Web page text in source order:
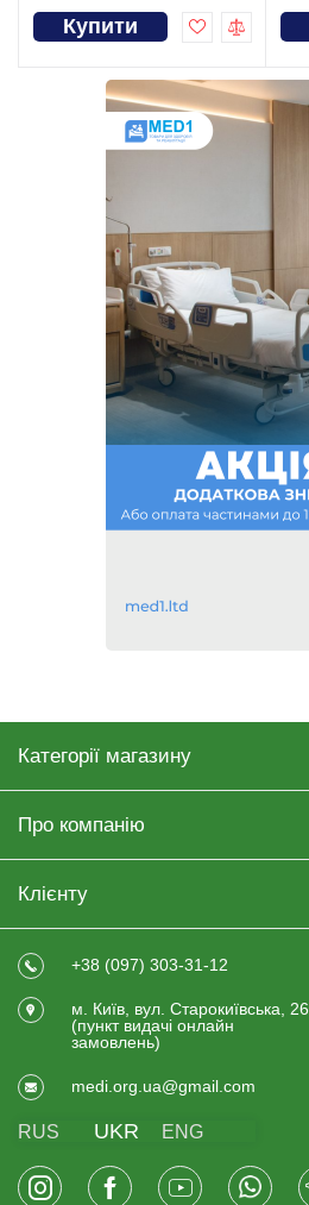
Купити
Категорії магазину
Про компанію
Клієнту
+38 (097) 303-31-12
м. Київ, вул. Старокиївська, 26
(пункт видачi онлайн
замовлень)
medi.org.ua@gmail.com
RUS UKR ENG